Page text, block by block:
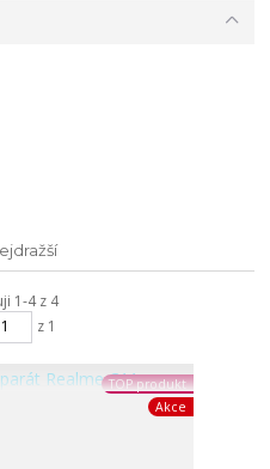
1-4 z 4
z 1
TOP produkt
Akce